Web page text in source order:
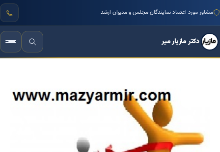
مشاور مورد اعتماد نمایندگان مجلس و مدیران ارشد
دکتر مازیار میر